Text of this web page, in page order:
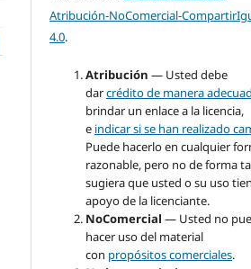
Atribución-NoComercial-
4.0.
Atribución — Usted debe
darcrédito de manera
brindar un enlace a la licencia,
e indicar si se han realizado
Puede hacerlo en cualquier
razonable, pero no de forma
sugiera que usted o su uso
apoyo de la licenciante.
NoComercial — Usted no
hacer uso del material
con propósitos comerciales.